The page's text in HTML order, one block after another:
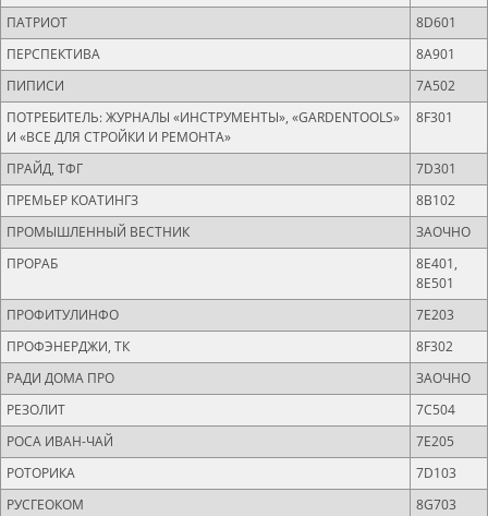
ПАТРИОТ
8D601
ПЕРСПЕКТИВА
8A901
ПИПИСИ
7A502
ПОТРЕБИТЕЛЬ: ЖУРНАЛЫ «ИНСТРУМЕНТЫ», «GARDENTOOLS»
И «ВСЕ ДЛЯ СТРОЙКИ И РЕМОНТА»
8F301
ПРАЙД, ТФГ
7D301
ПРЕМЬЕР КОАТИНГЗ
8В102
ПРОМЫШЛЕННЫЙ ВЕСТНИК
ЗАОЧНО
ПРОРАБ
8E401,
8E501
ПРОФИТУЛИНФО
7Е203
ПРОФЭНЕРДЖИ, ТК
8F302
РАДИ ДОМА ПРО
ЗАОЧНО
РЕЗОЛИТ
7C504
РОСА ИВАН-ЧАЙ
7Е205
РОТОРИКА
7D103
РУСГЕОКОМ
8G703